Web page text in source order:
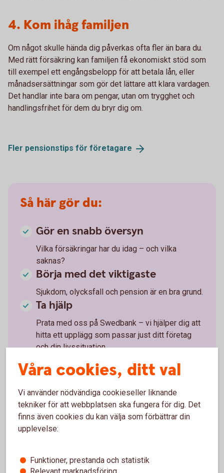
4. Kom ihåg familjen
Om något skulle hända dig påverkas ofta fler än bara du.
Med rätt försäkring kan familjen få ekonomiskt stöd som
till exempel ett engångsbelopp för att betala lån, eller
månadsersättningar som gör det lättare att klara vardagen.
Det handlar inte bara om pengar, utan om trygghet och
handlingsfrihet för dem du bryr dig om.
Fler pensionstips för företagare
Så här gör du:
Gör en snabb översyn
Vilka försäkringar har du idag – och vilka
saknas?
Börja med det viktigaste
Sjukdom, olycksfall och pension är en bra grund.
Ta hjälp
Prata med oss på Swedbank – vi hjälper dig att
hitta ett upplägg som passar just ditt företag
och din livssituation.
Tjänstepension och
trygghetsförsäkringar till företaget
Våra cookies, ditt val
Vi använder nödvändiga cookieseller liknande
tekniker för att webbplatsen ska fungera för dig. Det
finns även cookies du kan välja som förbättrar din
upplevelse:
Funktioner, prestanda och statistik
Relevant marknadsföring